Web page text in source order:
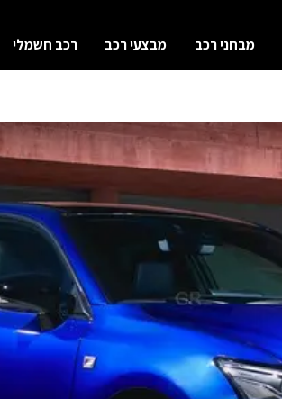
מבחני רכב מבצעי רכב רכב חשמלי